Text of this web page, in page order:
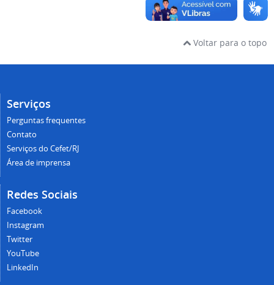
Voltar para o topo
Serviços
Perguntas frequentes
Contato
Serviços do Cefet/RJ
Área de imprensa
Redes Sociais
Facebook
Instagram
Twitter
YouTube
LinkedIn